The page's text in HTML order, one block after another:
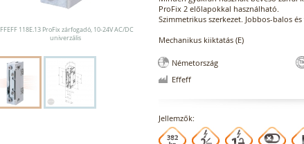
118E.13 ProFix zárfogadó, 10-24V AC/DC
univerzális
ProFix 2 előlapokkal használható.
Szimmetrikus szerkezet. Jobbos-balos
Mechanikus kiiktatás (E)
Németország
Effeff
Jellemzők: